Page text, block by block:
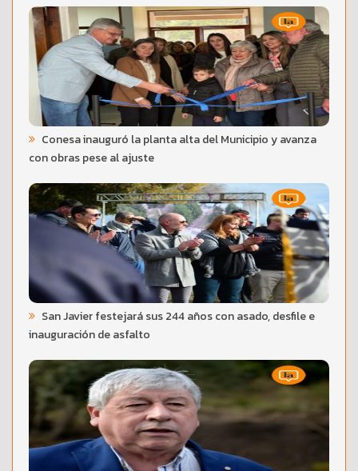
Conesa inauguró la planta alta del Municipio y avanza
con obras pese al ajuste
San Javier festejará sus 244 años con asado, desfile e
inauguración de asfalto